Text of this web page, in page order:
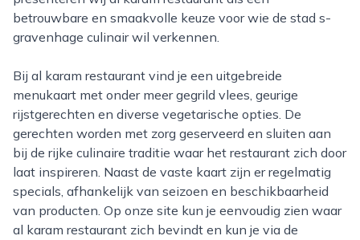
betrouwbare en smaakvolle keuze voor wie de stad s-
gravenhage culinair wil verkennen.
Bij al karam restaurant vind je een uitgebreide
menukaart met onder meer gegrild vlees, geurige
rijstgerechten en diverse vegetarische opties. De
gerechten worden met zorg geserveerd en sluiten aan
bij de rijke culinaire traditie waar het restaurant zich door
laat inspireren. Naast de vaste kaart zijn er regelmatig
specials, afhankelijk van seizoen en beschikbaarheid
van producten. Op onze site kun je eenvoudig zien waar
al karam restaurant zich bevindt en kun je via de